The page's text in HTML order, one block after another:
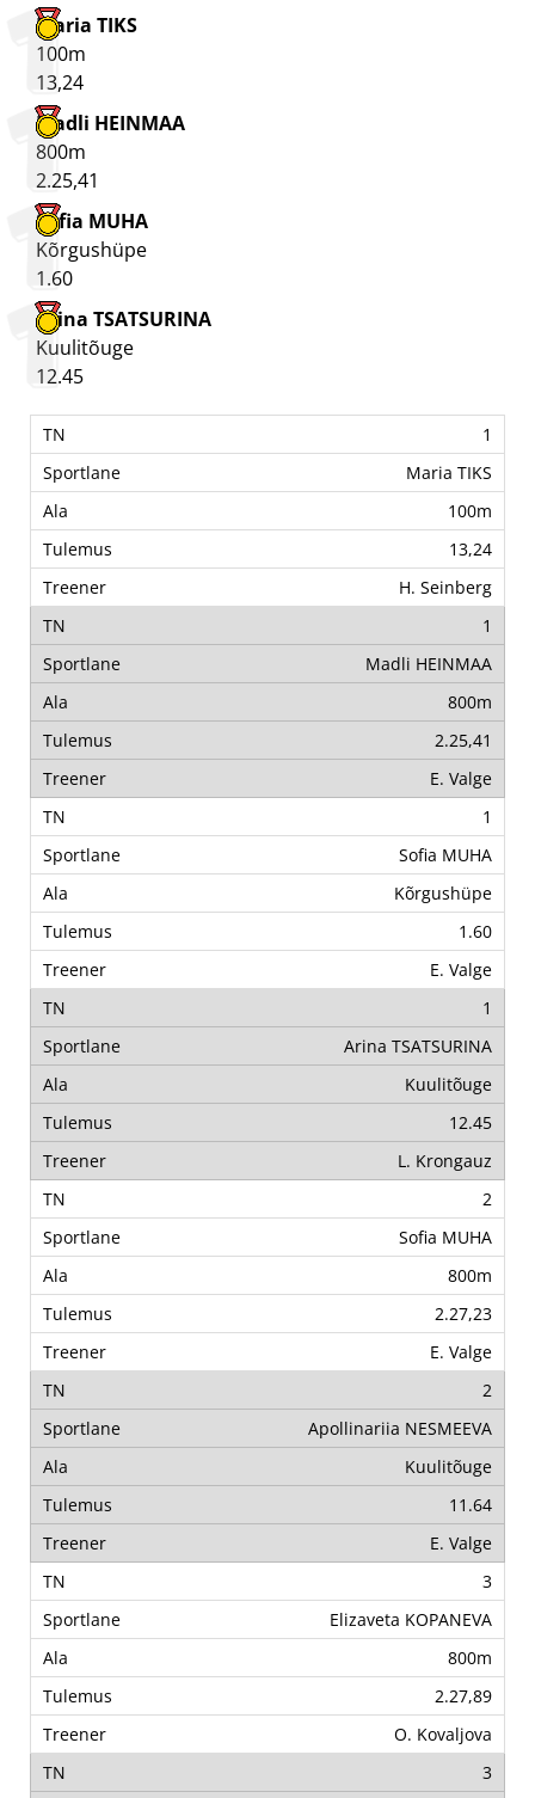
Maria TIKS
100m
13,24
Madli HEINMAA
800m
2.25,41
Sofia MUHA
Kõrgushüpe
1.60
Arina TSATSURINA
Kuulitõuge
12.45
1
Maria TIKS
100m
13,24
H. Seinberg
1
Madli HEINMAA
800m
2.25,41
E. Valge
1
Sofia MUHA
Kõrgushüpe
1.60
E. Valge
1
Arina TSATSURINA
Kuulitõuge
12.45
L. Krongauz
2
Sofia MUHA
800m
2.27,23
E. Valge
2
Apollinariia NESMEEVA
Kuulitõuge
11.64
E. Valge
3
Elizaveta KOPANEVA
800m
2.27,89
O. Kovaljova
3